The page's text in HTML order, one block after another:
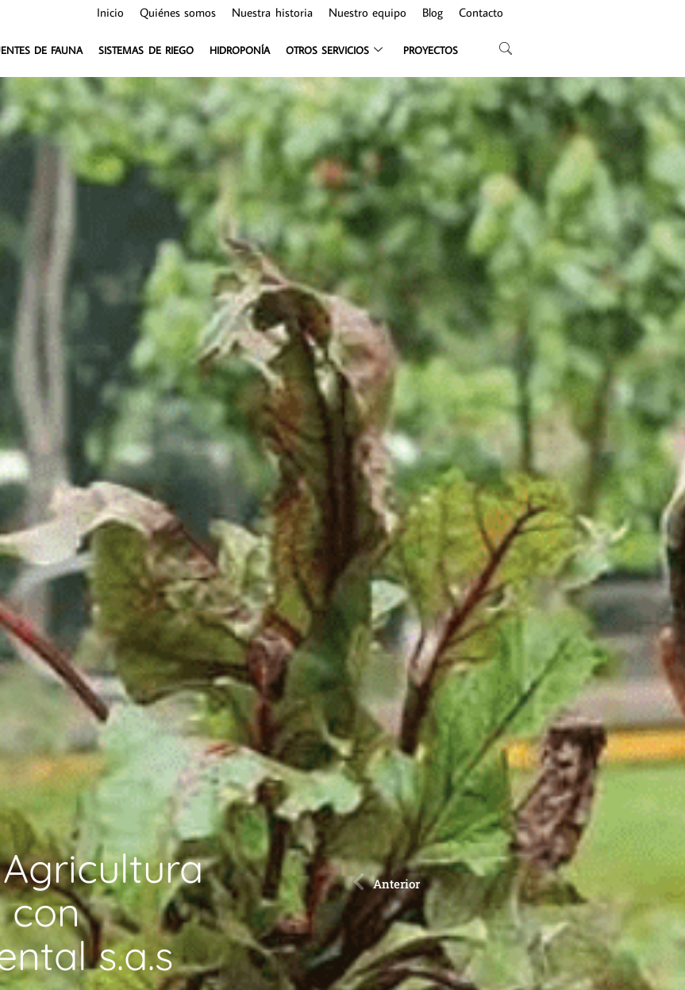
Inicio Quiénes somos Nuestra historia Nuestro equipo Blog Contacto
DE FAUNA SISTEMAS DE RIEGO HIDROPONÍA OTROS SERVICIOS PROYECTOS
con
s.a.s
Anterior